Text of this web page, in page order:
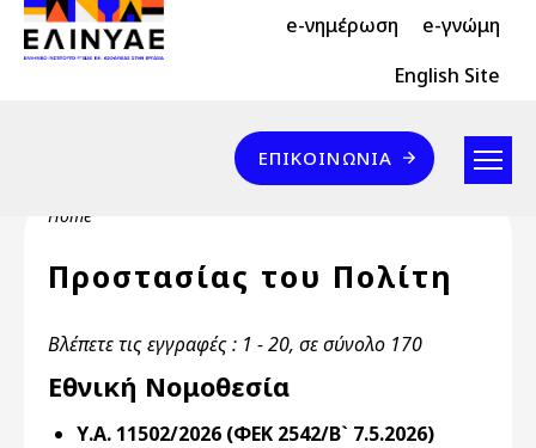
Skip to main content
Header Top 2 e-νημέρωση e-γνώμη
Header Top English Site
Επικοινωνία
ΕΠΙΚΟΙΝΩΝΊΑ
Breadcrumb
Home
Προστασίας του Πολίτη
Βλέπετε τις εγγραφές : 1 - 20, σε σύνολο 170
Εθνική Νομοθεσία
Υ.Α. 11502/2026 (ΦΕΚ 2542/Β` 7.5.2026)